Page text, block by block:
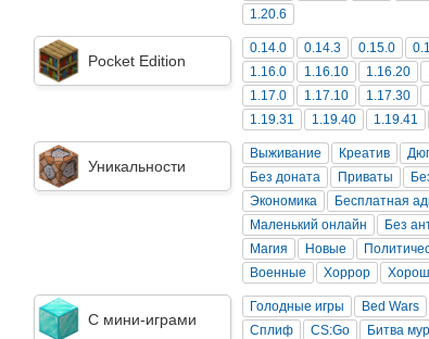
1.20.6
Pocket Edition
0.14.0 0.14.3 0.15.0
1.16.0
1.16.10 1.16.20
1.17.0
1.17.10 1.17.30
1.19.31
1.19.40 1.19.41
Уникальности
Выживание Креатив
Без доната
Приваты
Экономика
Бесплатная
Маленький онлайн
Без
Магия
Новые
Военные
Хоррор
С мини-играми
Голодные игры Bed Wars
Сплиф
CS:Go Битва